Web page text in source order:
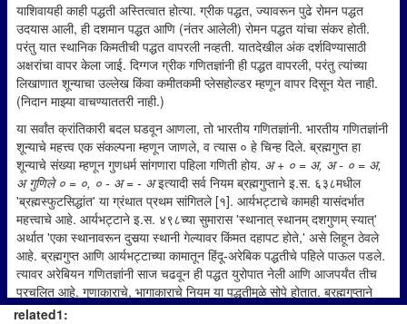
याशिवायही काही पद्धती अस्तित्वात होत्या. ग्रीक पद्धत, ज्यावरून पुढे रोमन पद्धत
उदयास आली, ही दशमान पद्धत आणि (नंतर आलेली) रोमन पद्धत यांचा संकर होती.
परंतु यात स्थानिक किमतीची पद्धत वापरली नव्हती. यातदेखील अंक दर्शविण्यासाठी
अक्षरांचा वापर केला जाई. दिग्गज ग्रीक गणितज्ञांनी ही पद्धत वापरली, परंतु त्यांच्या
लिखाणात शून्याचा उल्लेख किंवा कमीतकमी प्लेसहोल्डर म्हणून वापर दिसून येत नाही.
(निदान माझ्या वाचण्याततरी नाही.)
या सर्वांत क्रांतिकारी बदल घडवून आणला, तो भारतीय गणितज्ञांनी. भारतीय गणितज्ञांनी
शून्याचे महत्त्व एक संकल्पना म्हणून जाणले, व त्यास ० हे चिन्ह दिले. ब्रह्मगुप्त हा
शून्याचे संख्या म्हणून गुणधर्म सांगणारा पहिला गणिती होय. अ + ० = अ, अ - ० = अ,
अ गुणिले ० = ०, ० - अ = - अइत्यादी सर्व नियम ब्रह्मगुप्ताने इ.स. ६३८मधील
'ब्रह्मस्फुटसिद्धांत' या ग्रंथात प्रथम सांगितले [१]. आर्यभट्टाचे कामही यासंदर्भात
महत्त्वाचे आहे. आर्यभट्टाने इ.स. ४९८च्या सुमारास 'स्थानात् स्थानम् दशगुणम् स्यात्'
अर्थात 'एका स्थानावरून दुसर्‍या स्थानी गेल्यावर किंमत दहापट होते,' असे लिहून ठेवले
आहे. ब्रह्मगुप्त आणि आर्यभट्टाच्या कामातून हिंदू-अरेबिक पद्धतीचे पहिले पाऊल पडले.
त्यावर अरेबियन गणितज्ञांनी साज चढवून ही पद्धत युरोपात नेली आणि आजपर्यंत तीच
प्रचलित आहे. गुणाकाराचे, भागाकाराचे नियम या पद्धतीमुळे सोपे होतात. ब्रह्मगुप्ताने
स्वतः अपूर्णांकांच्या बेरजा-वजाबाक्यांचे नियम त्याच्या ग्रंथात दिलेले आहेत.
related1: